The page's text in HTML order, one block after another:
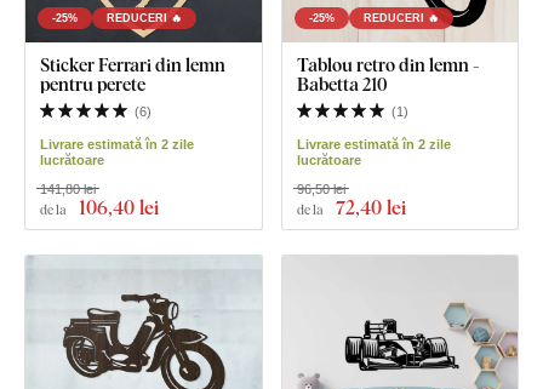
-25% REDUCERI 🔥
Sticker Ferrari din lemn
pentru perete
(6)
Livrare estimată în 2 zile
lucrătoare
de la 106,40 lei
141,80 lei
-25% REDUCERI 🔥
Tablou retro din lemn -
Babetta 210
(1)
Livrare estimată în 2 zile
lucrătoare
de la 72,40 lei
96,50 lei